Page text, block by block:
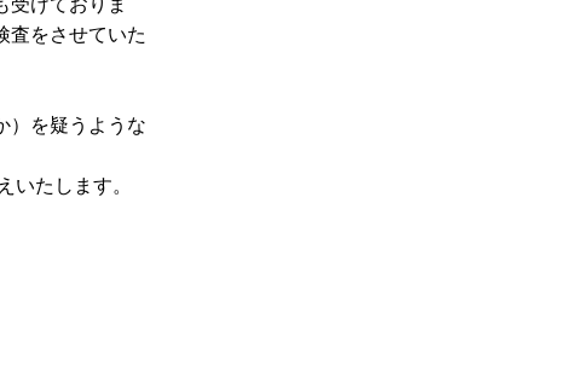
受けておりま
査をさせていた
）を疑うような
いたします。